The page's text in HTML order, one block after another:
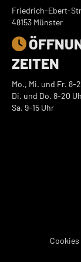
Friedrich-Ebert-
48153 Münster

ZEITEN
Mo., Mi. und Fr. 8-
Di. und Do. 8-20
Sa. 9-15 Uhr